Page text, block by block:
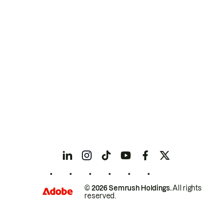
© 2026 Semrush Holdings.All rights
reserved.